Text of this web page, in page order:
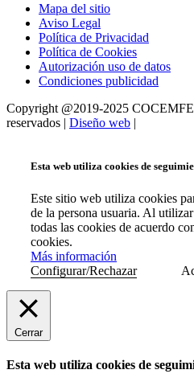
Mapa del sitio
Aviso Legal
Política de Privacidad
Política de Cookies
Autorización uso de datos
Condiciones publicidad
Copyright @2019-2025 COCEMFE
reservados | Diseño web |
Esta web utiliza cookies de
Este sitio web utiliza cookies
de la persona usuaria. Al
todas las cookies de acuerdo
cookies.
Más información
Configurar/Rechazar
Cerrar
Esta web utiliza cookies de